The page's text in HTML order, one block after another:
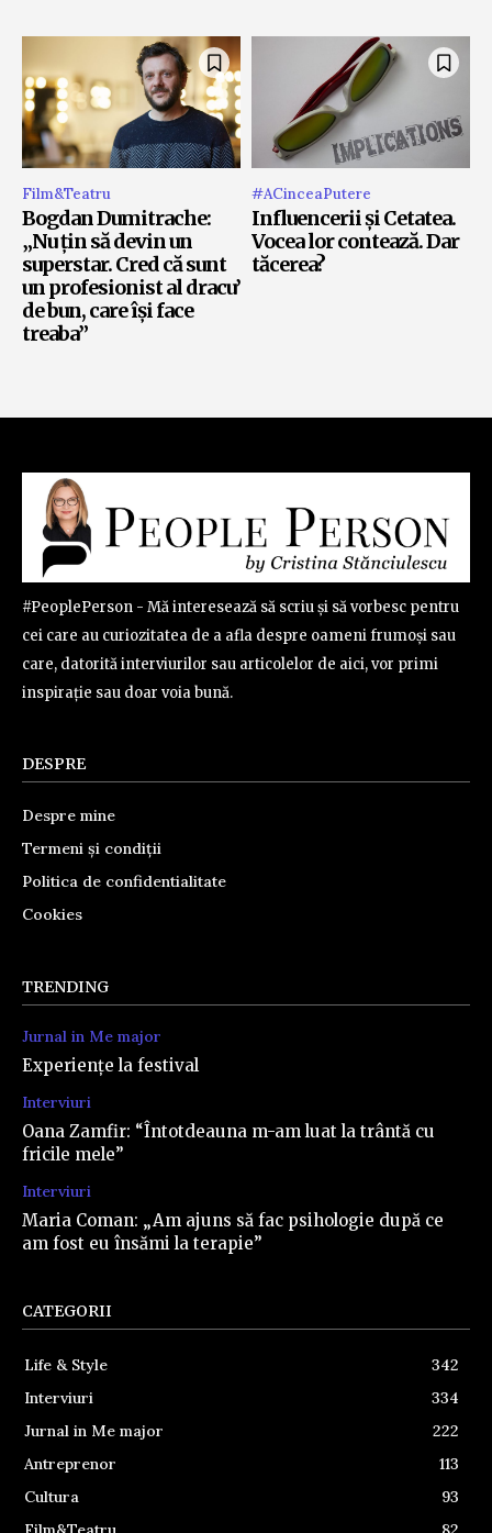
Film&Teatru
Bogdan Dumitrache:
„Nu țin să devin un
superstar. Cred că sunt
un profesionist al dracu’
de bun, care își face
treaba”
#ACinceaPutere
Influencerii și Cetatea.
Vocea lor contează. Dar
tăcerea?
#PeoplePerson - Mă interesează să scriu și să vorbesc pentru
cei care au curiozitatea de a afla despre oameni frumoși sau
care, datorită interviurilor sau articolelor de aici, vor primi
inspirație sau doar voia bună.
DESPRE
Despre mine
Termeni și condiții
Politica de confidentialitate
Cookies
TRENDING
Jurnal in Me major
Experiențe la festival
Interviuri
Oana Zamfir: “Întotdeauna m-am luat la trântă cu
fricile mele”
Interviuri
Maria Coman: „Am ajuns să fac psihologie după ce
am fost eu însămi la terapie”
CATEGORII
Life & Style
342
Interviuri
334
Jurnal in Me major
222
Antreprenor
113
Cultura
93